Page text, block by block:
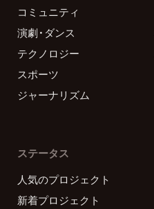
コミュニティ
演劇・ダンス
テクノロジー
スポーツ
ジャーナリズム
ステータス
人気のプロジェクト
新着プロジェクト